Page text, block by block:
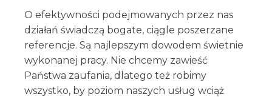
O efektywności podejmowanych przez nas
działań świadczą bogate, ciągle poszerzane
referencje. Są najlepszym dowodem świetnie
wykonanej pracy. Nie chcemy zawieść
Państwa zaufania, dlatego też robimy
wszystko, by poziom naszych usług wciąż